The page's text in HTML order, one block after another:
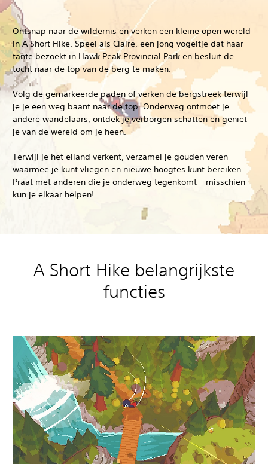
Ontsnap naar de wildernis en verken een kleine open wereld
in A Short Hike. Speel als Claire, een jong vogeltje dat haar
tante bezoekt in Hawk Peak Provincial Park en besluit de
tocht naar de top van de berg te maken.
Volg de gemarkeerde paden of verken de bergstreek terwijl
je je een weg baant naar de top. Onderweg ontmoet je
andere wandelaars, ontdek je verborgen schatten en geniet
je van de wereld om je heen.
Terwijl je het eiland verkent, verzamel je gouden veren
waarmee je kunt vliegen en nieuwe hoogtes kunt bereiken.
Praat met anderen die je onderweg tegenkomt – misschien
kun je elkaar helpen!
A Short Hike belangrijkste
functies